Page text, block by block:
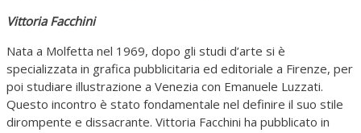
Vittoria Facchini
Nata a Molfetta nel 1969, dopo gli studi d’arte si è
specializzata in grafica pubblicitaria ed editoriale a Firenze, per
poi studiare illustrazione a Venezia con Emanuele Luzzati.
Questo incontro è stato fondamentale nel definire il suo stile
dirompente e dissacrante. Vittoria Facchini ha pubblicato in